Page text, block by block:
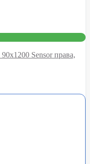
Sensor права,